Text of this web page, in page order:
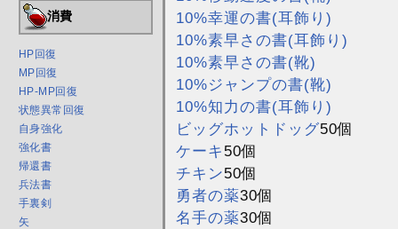
消費
HP回復
MP回復
HP-MP回復
状態異常回復
自身強化
強化書
帰還書
兵法書
手裏剣
矢
10%幸運の書(耳飾り)
10%素早さの書(耳飾り)
10%素早さの書(靴)
10%ジャンプの書(靴)
10%知力の書(耳飾り)
ビッグホットドッグ50個
ケーキ 50個
チキン50個
勇者の薬30個
名手の薬30個